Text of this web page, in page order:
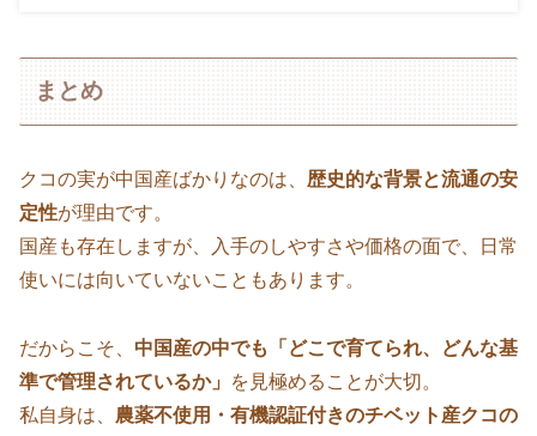
まとめ
クコの実が中国産ばかりなのは、 歴史的な背景と流通の安
定性が理由です。
国産も存在しますが、入手のしやすさや価格の面で、日常
使いには向いていないこともあります。
だからこそ、 中国産の中でも「どこで育てられ、どんな基
準で管理されているか」 を見極めることが大切。
私自身は、 農薬不使用・有機認証付きのチベット産クコの